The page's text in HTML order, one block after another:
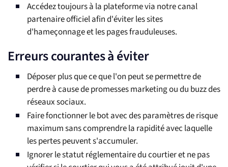
Accédez toujours à la plateforme via notre canal
partenaire officiel afin d'éviter les sites
d'hameçonnage et les pages frauduleuses.
Erreurs courantes à éviter
Déposer plus que ce que l'on peut se permettre de
perdre à cause de promesses marketing ou du buzz des
réseaux sociaux.
Faire fonctionner le bot avec des paramètres de risque
maximum sans comprendre la rapidité avec laquelle
les pertes peuvent s'accumuler.
Ignorer le statut réglementaire du courtier et ne pas